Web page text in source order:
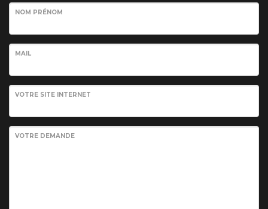
NOM PRÉNOM
MAIL
VOTRE SITE INTERNET
VOTRE DEMANDE